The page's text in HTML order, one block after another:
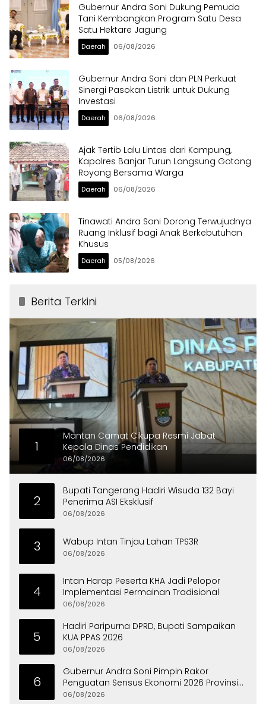
Gubernur Andra Soni Dukung Pemuda
Tani Kembangkan Program Satu Desa
Satu Hektare Jagung
Daerah 06/08/2026
Gubernur Andra Soni dan PLN Perkuat
Sinergi Pasokan Listrik untuk Dukung
Investasi
Daerah 06/08/2026
Ajak Tertib Lalu Lintas dari Kampung,
Kapolres Banjar Turun Langsung Gotong
Royong Bersama Warga
Daerah 06/08/2026
Tinawati Andra Soni Dorong Terwujudnya
Ruang Inklusif bagi Anak Berkebutuhan
Khusus
Daerah 05/08/2026
Berita Terkini
1
Mantan Camat Cikupa Resmi Jabat
Kepala Dinas Pendidikan
06/08/2026
2
Bupati Tangerang Hadiri Wisuda 132 Bayi
Penerima ASI Eksklusif
06/08/2026
3 Wabup Intan Tinjau Lahan TPS3R
06/08/2026
4
Intan Harap Peserta KHA Jadi Pelopor
Implementasi Permainan Tradisional
06/08/2026
5
Hadiri Paripurna DPRD, Bupati Sampaikan
KUA PPAS 2026
06/08/2026
6
Gubernur Andra Soni Pimpin Rakor
Penguatan Sensus Ekonomi 2026 Provinsi
Banten
06/08/2026